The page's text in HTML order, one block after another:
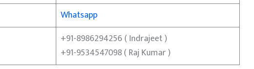
Whatsapp
+91-8986294256 ( Indrajeet )
+91-9534547098 ( Raj Kumar )